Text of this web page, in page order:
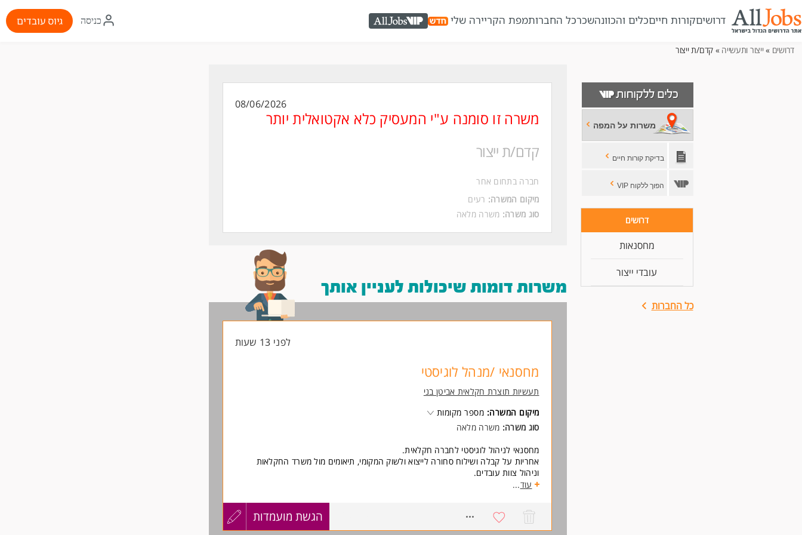
דרושיםקורות חייםכלים והכוונהשכרכל החברותמפת הקריירה שלי AllJobs VIP
איקון
התחברות
כניסה גיוס עובדים
דרושים » ייצור ותעשייה » קדם/ת ייצור
משרות על המפה
בדיקת קורות חיים
הפוך ללקוח VIP
דרושים
מחסנאות
עובדי ייצור
כל החברות
08/06/2026
משרה זו סומנה ע"י המעסיק כלא אקטואלית יותר
קדם/ת ייצור
חברה בתחום אחר
מיקום המשרה: רעים
סוג משרה: משרה מלאה
משרות דומות שיכולות לעניין אותך
לפני 13 שעות
מחסנאי /מנהל לוגיסטי
תעשיות תוצרת חקלאית אביטן בני
מיקום המשרה: מספר מקומות
סוג משרה: משרה מלאה
מחסנאי לניהול לוגיסטי לחברה חקלאית.
אחריות על קבלה ושילוח סחורה לייצוא ולשוק המקומי, תיאומים מול משרד החקלאות
וניהול צוות עובדים.
דרישות:
עדיפות לבעל ניסיון בניהול לוגיסטי, עבודה עם תוכנות מלאי שונות, אקסל.
יד ונסיון בניהול צוותי עובדים
יכולת עמידה בלחץ וריבוי משימות
עוד...
הגשת מועמדות
עדכון